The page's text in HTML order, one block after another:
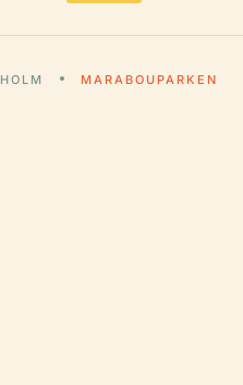
MARABOUPARKEN